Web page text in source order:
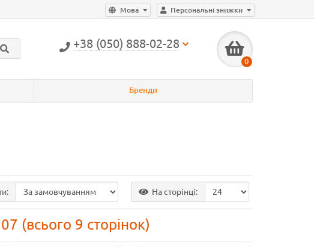
Персональні знижки
Мова
+38 (050) 888-02-28
0
Бренди
На сторінці:
(всього 9 сторінок)